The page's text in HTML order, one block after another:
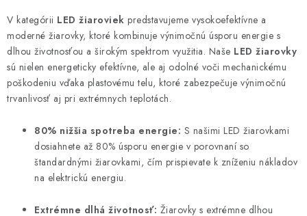
c
i
e
p
r
v
n
k
o
v
a
V kategórii LED žiaroviek predstavujeme vysokoefektívne a
moderné žiarovky, ktoré kombinuje výnimočnú úsporu energie s
dlhou životnosťou a širokým spektrom využitia. Naše LED žiarovky
sú nielen energeticky efektívne, ale aj odolné voči mechanickému
poškodeniu vďaka plastovému telu, ktoré zabezpečuje výnimočnú
trvanlivosť aj pri extrémnych teplotách.
80% nižšia spotreba energie: S našimi LED žiarovkami
dosiahnete až 80% úsporu energie v porovnaní so
štandardnými žiarovkami, čím prispievate k zníženiu nákladov
na elektrickú energiu.
Extrémne dlhá životnosť: Žiarovky s extrémne dlhou